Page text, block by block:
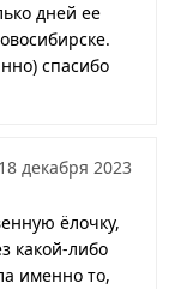
дней ее
спасибо
18 декабря 2023
ёлочку,
какой-либо
именно то,